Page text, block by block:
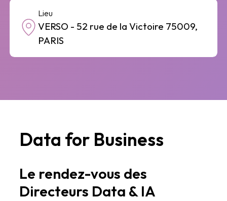
Lieu
VERSO - 52 rue de la Victoire 75009,
PARIS
Data for Business
Le rendez-vous des
Directeurs Data & IA